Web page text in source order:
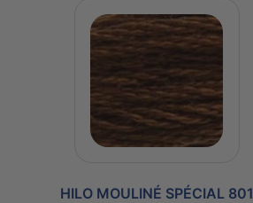
HILO MOULINÉ SPÉCIAL 801